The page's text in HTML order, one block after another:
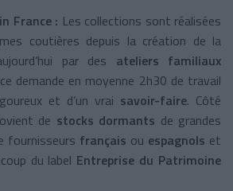
France : Les collections sont réalisées
coutières depuis la création de la
par des ateliers familiaux
demande en moyenne 2h30 de travail
et d’un vrai savoir-faire. Côté
de stocks dormants de grandes
fournisseurs français ou espagnols et
du label Entreprise du Patrimoine